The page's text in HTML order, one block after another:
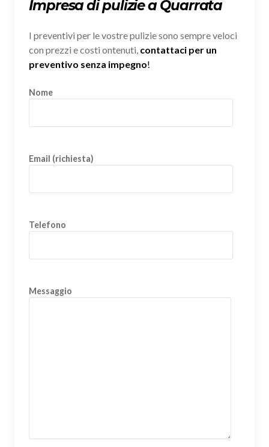
Impresa di pulizie a Quarrata
I preventivi per le vostre pulizie sono sempre veloci
con prezzi e costi ontenuti, contattaci per un
preventivo senza impegno!
Nome
Email (richiesta)
Telefono
Messaggio